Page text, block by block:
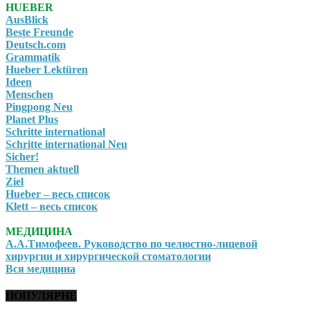
HUEBER
AusBlick
Beste Freunde
Deutsch.com
Grammatik
Hueber Lektüren
Ideen
Menschen
Pingpong Neu
Planet Plus
Schritte international
Schritte international Neu
Sicher!
Themen aktuell
Ziel
Hueber – весь список
Klett – весь список
МЕДИЦИНА
А.А.Тимофеев. Руководство по челюстно-лицевой
хирургии и хирургической стоматологии
Вся медицина
ПОПУЛЯРНЕ